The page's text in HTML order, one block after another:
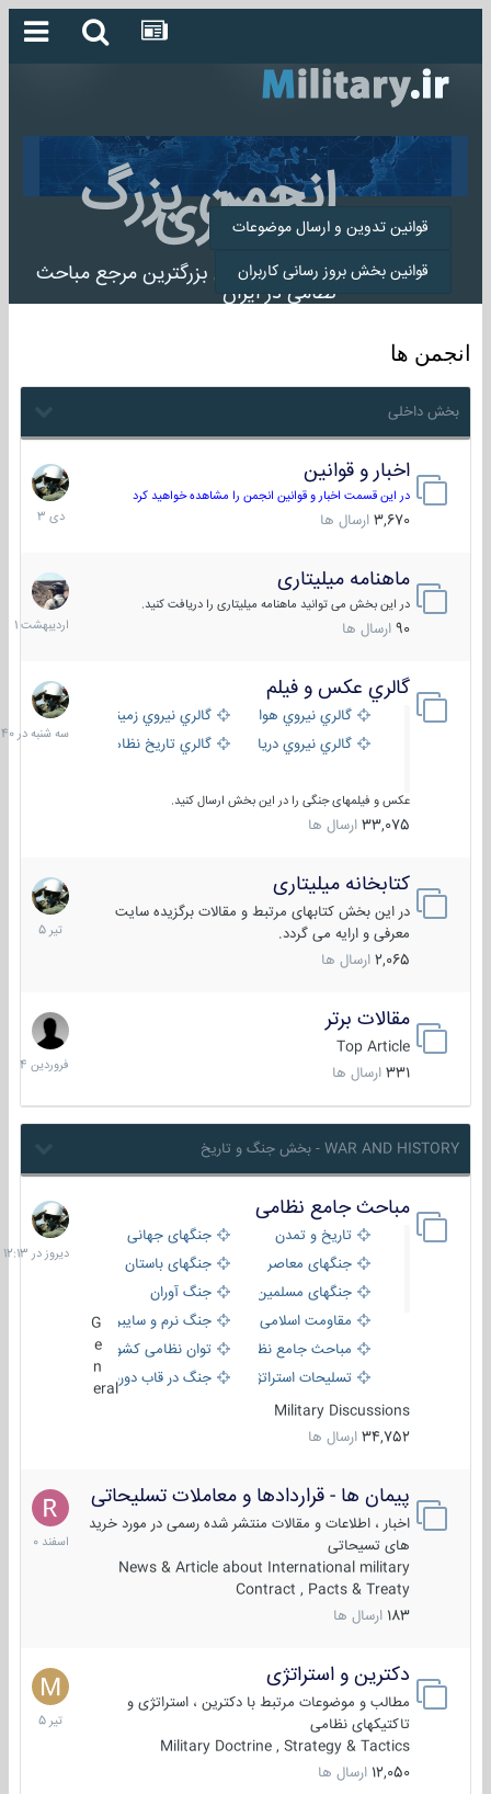
انجمن بزرگ
میلیتاری
انجمن میلیتاری بزرگترین مرجع مباحث
نظامی در ایران
قوانین تدوین و ارسال موضوعات
قوانین بخش بروز رسانی کاربران
انجمن ها
بخش داخلی
اخبار و قوانین
در این قسمت اخبار و قوانین انجمن را مشاهده خواهید کرد
3,670 ارسال ها
22
دی
1403
ماهنامه میلیتاری
در این بخش می توانید ماهنامه میلیتاری را دریافت کنید.
90 ارسال ها
30
1401
گالري عكس و فيلم
گالري نيروي هوايي
گالري نيروي زميني
گالري نيروي دريايي
گالري تاریخ نظامی
عکس و فیلمهای جنگی را در این بخش ارسال کنید.
33,075 ارسال ها
سه
شنبه
در
کتابخانه میلیتاری
در این بخش کتابهای مرتبط و مقالات برگزیده سایت
معرفی و ارایه می گردد.
2,065 ارسال ها
16
تیر
1405
مقالات برتر
Top Article
331 ارسال ها
29
فروردین
1404
WAR AND HISTORY - بخش جنگ و تاریخ
مباحث جامع نظامی
تاریخ و تمدن
جنگهای جهانی
جنگهای معاصر
جنگهای باستان
جنگهای مسلمین
جنگ آوران
مقاومت اسلامی
جنگ نرم و سایبری
مباحث جامع نظامی
توان نظامی کشورها
تسلیحات استراتژیک
جنگ در قاب دوربین
eral
Military Discussions
34,752 ارسال ها
دیروز
در
12:13
پیمان ها - قراردادها و معاملات تسلیحاتی
اخبار ، اطلاعات و مقالات منتشر شده رسمی در مورد خرید
های تسیحاتی
News & Article about International military
Contract , Pacts & Treaty
183 ارسال ها
7
اسفند
1400
دکترین و استراتژی
مطالب و موضوعات مرتبط با دکترین ، استراتژی و
تاکتیکهای نظامی
Military Doctrine , Strategy & Tactics
12,050 ارسال ها
27
تیر
1405